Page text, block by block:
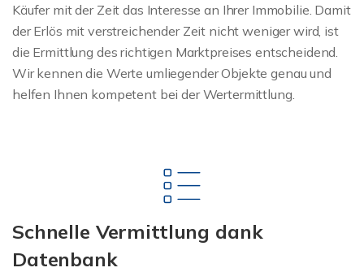
Käufer mit der Zeit das Interesse an Ihrer Immobilie. Damit
der Erlös mit verstreichender Zeit nicht weniger wird, ist
die Ermittlung des richtigen Marktpreises entscheidend.
Wir kennen die Werte umliegender Objekte genau und
helfen Ihnen kompetent bei der Wertermittlung.
Schnelle Vermittlung dank
Datenbank